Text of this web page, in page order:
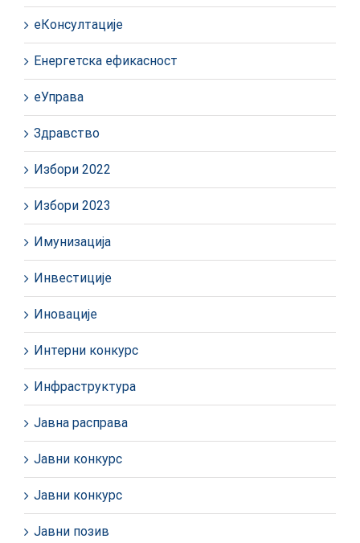
еКонсултације
Енергетска ефикасност
еУправа
Здравство
Избори 2022
Избори 2023
Имунизација
Инвестиције
Иновације
Интерни конкурс
Инфраструктура
Јавна расправа
Јавни конкурс
Јавни конкурс
Јавни позив